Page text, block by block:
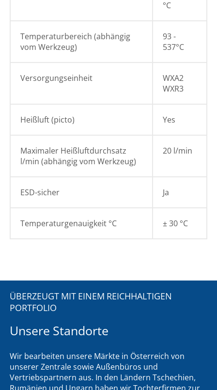
°C
Temperaturbereich (abhängig
vom Werkzeug)
93 -
537°C
Versorgungseinheit
WXA2
WXR3
Heißluft (picto) Yes
Maximaler Heißluftdurchsatz
l/min (abhängig vom Werkzeug)
20 l/min
ESD-sicher Ja
Temperaturgenauigkeit °C ± 30 °C
ÜBERZEUGT MIT EINEM REICHHALTIGEN
PORTFOLIO
Unsere Standorte
Wir bearbeiten unsere Märkte in Österreich von
unserer Zentrale sowie Außenbüros und
Vertriebspartnern aus. In den Ländern Tschechien,